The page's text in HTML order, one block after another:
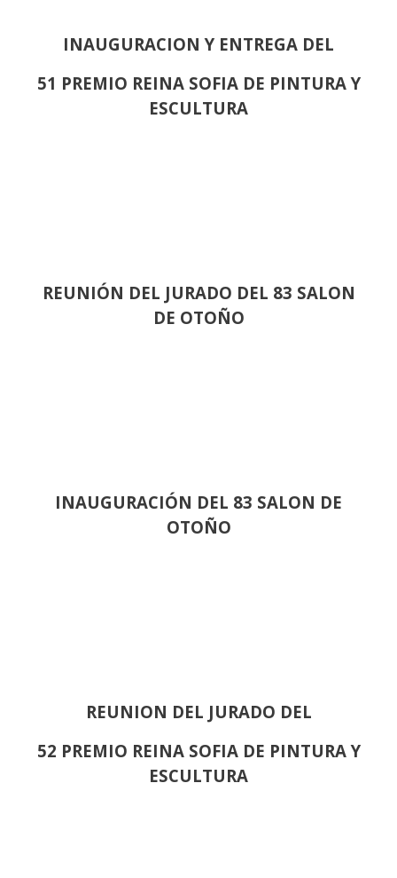
INAUGURACION Y ENTREGA DEL
51 PREMIO REINA SOFIA DE PINTURA Y
ESCULTURA
REUNIÓN DEL JURADO DEL 83 SALON
DE OTOÑO
INAUGURACIÓN DEL 83 SALON DE
OTOÑO
REUNION DEL JURADO DEL
52 PREMIO REINA SOFIA DE PINTURA Y
ESCULTURA